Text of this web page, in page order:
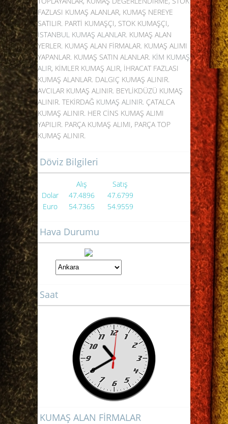
FAZLASI KUMAŞ ALANLAR, KUMAŞ NEREYE
SATILIR. PARTİ KUMAŞÇI, STOK KUMAŞÇI,
İSTANBUL KUMAŞ ALANLAR. KUMAŞ ALAN
YERLER. KUMAŞ ALAN FİRMALAR. KUMAŞ ALIMI
YAPANLAR. KUMAŞ SATIN ALANLAR. KİM KUMAŞ
ALIR, KİMLER KUMAŞ ALIR, İHRACAT FAZLASI
KUMAŞ ALANLAR. DALGIÇ KUMAŞ ALINIR.
AVCILAR KUMAŞ ALINIR. BEYLİKDÜZÜ KUMAŞ
ALINIR. TEKİRDAĞ KUMAŞ ALINIR. ÇATALCA
KUMAŞ ALINIR. HER CİNS KUMAŞ ALIMI
YAPILIR. PARÇA KUMAŞ ALIMI, PARÇA TOP
KUMAŞ ALINIR.
Döviz Bilgileri
Alış
Satış
Dolar
47.4896
47.6799
Euro
54.7365 54.9559
Hava Durumu
Saat
KUMAŞ ALAN FİRMALAR